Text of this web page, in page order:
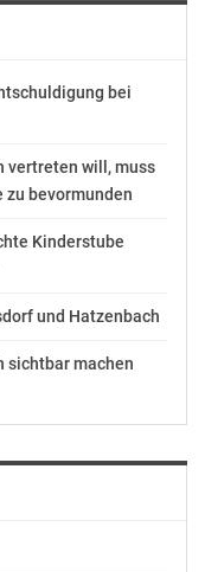
bei
vertreten will, muss
bevormunden
Kinderstube
und Hatzenbach
sichtbar machen